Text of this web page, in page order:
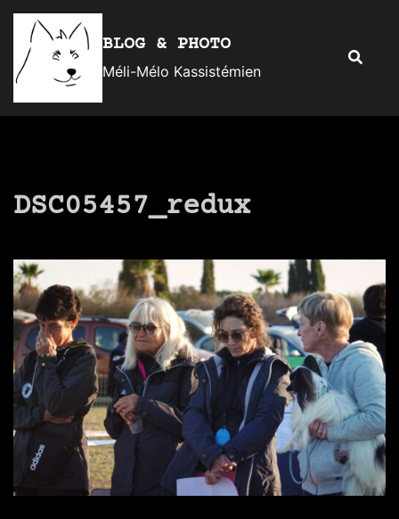
Aller
contenu
BLOG & PHOTO
Méli-Mélo Kassistémien
DSC05457_redux